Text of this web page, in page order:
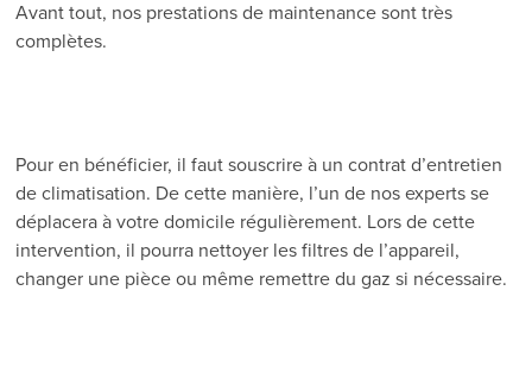
Avant tout, nos prestations de maintenance sont très
complètes.
Pour en bénéficier, il faut souscrire à un contrat d’entretien
de climatisation. De cette manière, l’un de nos experts se
déplacera à votre domicile régulièrement. Lors de cette
intervention, il pourra nettoyer les filtres de l’appareil,
changer une pièce ou même remettre du gaz si nécessaire.